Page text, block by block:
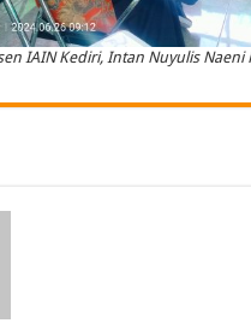
IAIN Kediri, Intan Nuyulis Naeni